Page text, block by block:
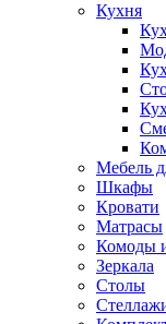
Кухня
Мебель
Шкафы
Кровати
Матрасы
Комоды
Зеркала
Столы